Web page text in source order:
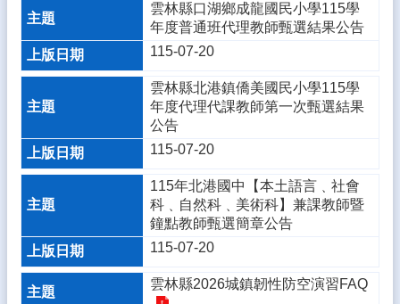
網
站
導
覽
雲
縣
教
網
登
入
管
理
雲林縣口湖鄉成龍國民小學115學
年度普通班代理教師甄選結果公告
115-07-20
雲林縣北港鎮僑美國民小學115學
年度代理代課教師第一次甄選結果
公告
115-07-20
115年北港國中【本土語言﹑社會
科﹑自然科﹑美術科】兼課教師暨
鐘點教師甄選簡章公告
115-07-20
雲林縣2026城鎮韌性防空演習FAQ